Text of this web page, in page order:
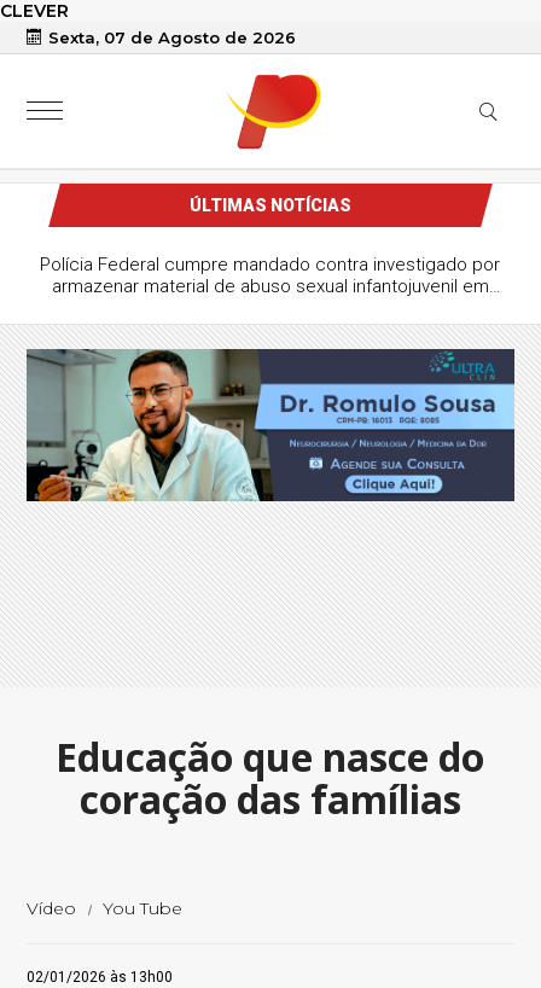
CLEVER
Sexta, 07 de Agosto de 2026
ÚLTIMAS NOTÍCIAS
Polícia Federal cumpre mandado contra investigado por
armazenar material de abuso sexual infantojuvenil em
Educação que nasce do
coração das famílias
Vídeo You Tube
02/01/2026 às 13h00